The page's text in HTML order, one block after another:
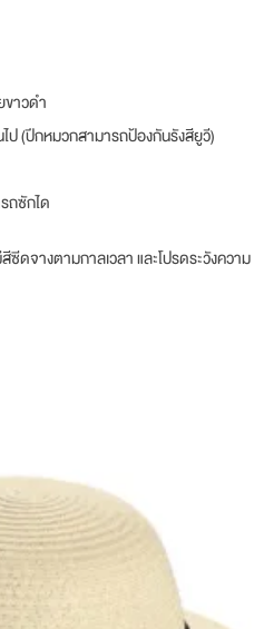
าวดำ
ป (ปีกหมวกสามารถป้องกันรังสียูวี)
ถซักได
ดจางตามกาลเวลา และโปรดระวังความ